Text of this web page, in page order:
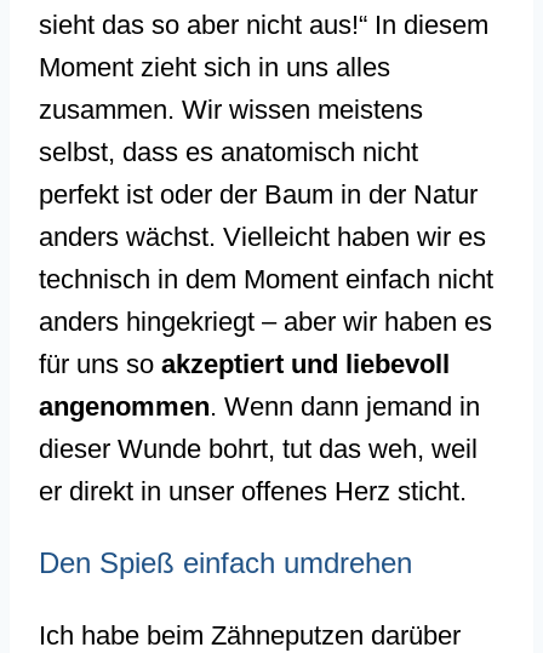
sieht das so aber nicht aus!“ In diesem
Moment zieht sich in uns alles
zusammen. Wir wissen meistens
selbst, dass es anatomisch nicht
perfekt ist oder der Baum in der Natur
anders wächst. Vielleicht haben wir es
technisch in dem Moment einfach nicht
anders hingekriegt – aber wir haben es
für uns so akzeptiert und liebevoll
angenommen. Wenn dann jemand in
dieser Wunde bohrt, tut das weh, weil
er direkt in unser offenes Herz sticht.
Den Spieß einfach umdrehen
Ich habe beim Zähneputzen darüber